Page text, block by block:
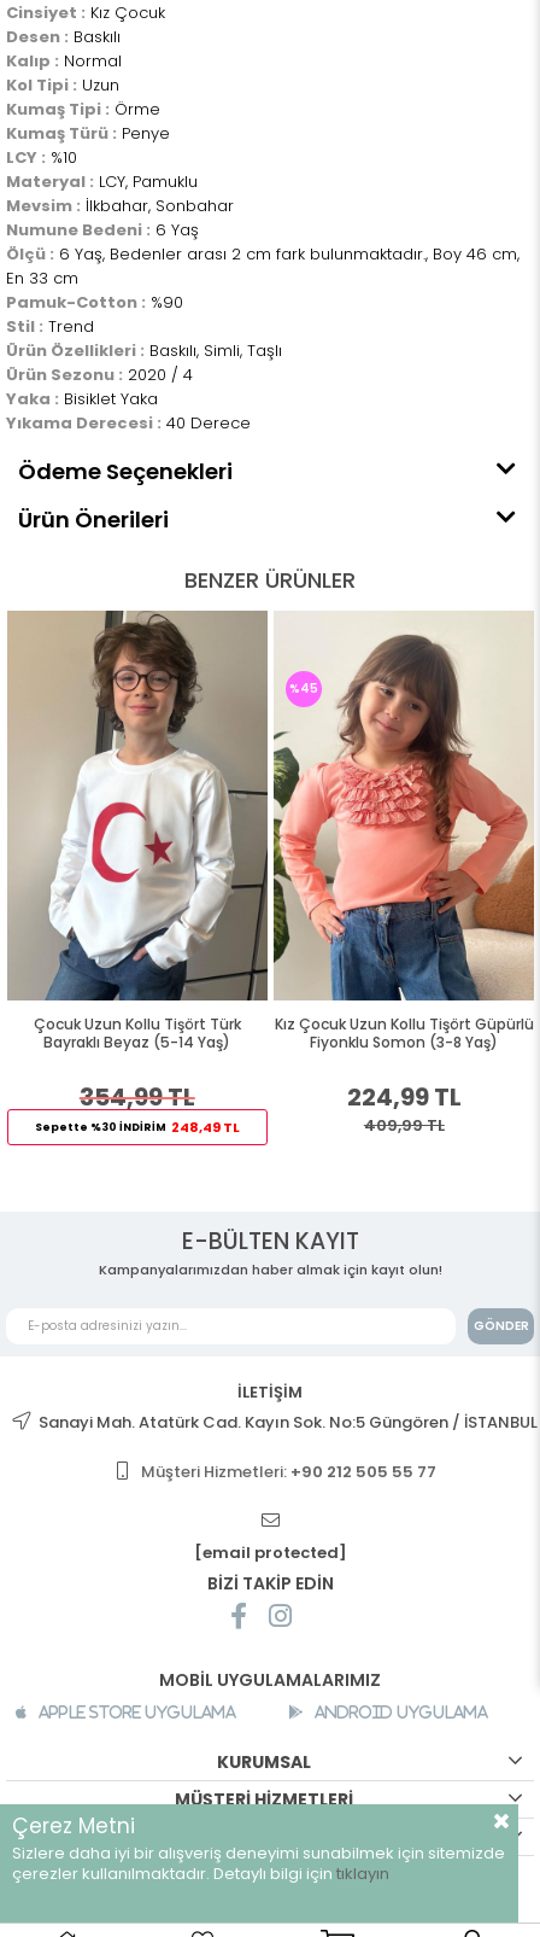
Cinsiyet : Kız Çocuk
Desen : Baskılı
Kalıp : Normal
Kol Tipi : Uzun
Kumaş Tipi : Örme
Kumaş Türü : Penye
LCY : %10
Materyal : LCY, Pamuklu
Mevsim : İlkbahar, Sonbahar
Numune Bedeni : 6 Yaş
Ölçü : 6 Yaş, Bedenler arası 2 cm fark bulunmaktadır., Boy 46 cm,
En 33 cm
Pamuk-Cotton : %90
Stil : Trend
Ürün Özellikleri : Baskılı, Simli, Taşlı
Ürün Sezonu : 2020 / 4
Yaka : Bisiklet Yaka
Yıkama Derecesi : 40 Derece
Ödeme Seçenekleri
Ürün Önerileri
BENZER ÜRÜNLER
Çocuk Uzun Kollu Tişört Türk
Bayraklı Beyaz (5-14 Yaş)
354,99 TL
Sepette %30 İNDİRİM 248,49 TL
Kız Çocuk Uzun Kollu Tişört Güpürlü
Fiyonklu Somon (3-8 Yaş)
224,99 TL
409,99 TL
%45
E-BÜLTEN KAYIT
Kampanyalarımızdan haber almak için kayıt olun!
GÖNDER
İLETİŞİM
Sanayi Mah. Atatürk Cad. Kayın Sok. No:5 Güngören / İSTANBUL
Müşteri Hizmetleri: +90 212 505 55 77
[email protected]
BİZİ TAKİP EDİN
MOBİL UYGULAMALARIMIZ
Apple Store Uygulama Android Uygulama
KURUMSAL
MÜŞTERİ HİZMETLERİ
©breeze.com.tr - Tüm hakları saklıdır.
Çerez Metni
Sizlere daha iyi bir alışveriş deneyimi sunabilmek için sitemizde
çerezler kullanılmaktadır. Detaylı bilgi için tıklayın